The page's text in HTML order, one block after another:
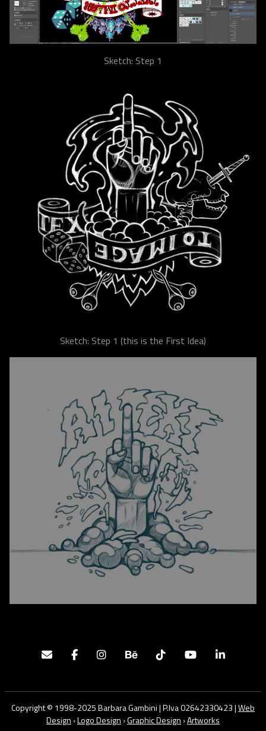
Sketch: Step 1
Sketch: Step 1 (this is the First Idea)
Copyright © 1998-2025 Barbara Gambini | P.Iva 02642330423 |Web
Design ›Logo Design ›Graphic Design ›Artworks